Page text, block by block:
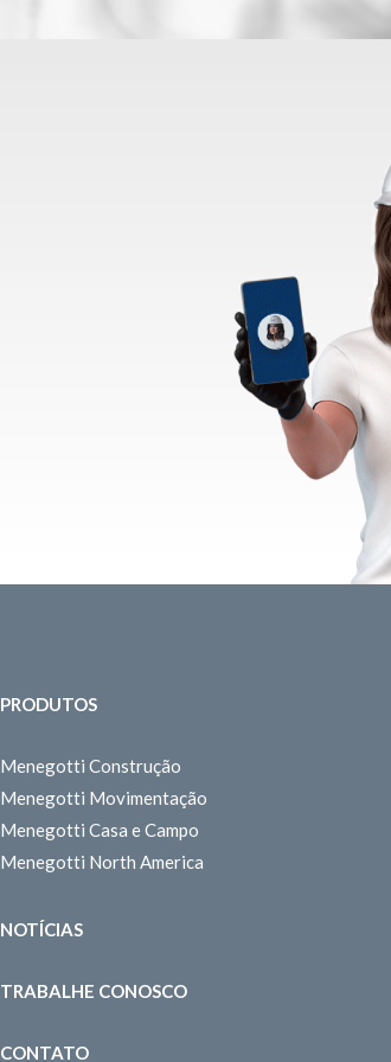
PRODUTOS
Menegotti Construção
Menegotti Movimentação
Menegotti Casa e Campo
Menegotti North America
NOTÍCIAS
TRABALHE CONOSCO
CONTATO